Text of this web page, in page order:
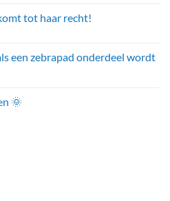
tot haar recht!
een zebrapad onderdeel wordt
🌞